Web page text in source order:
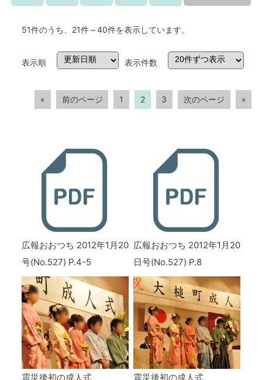
51件のうち、21件～40件を表示しています。
表示順 表示件数
« 前のページ 1 2 3 次のページ »
広報おおつち 2012年1月20
号(No.527) P.4-5
広報おおつち 2012年1月20
日号(No.527) P.8
震災後初の成人式 震災後初の成人式